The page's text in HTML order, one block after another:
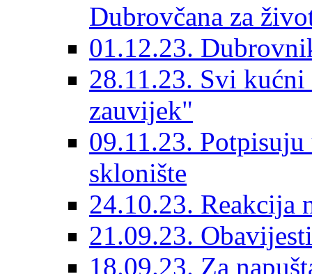
Dubrovčana za
01.12.23.
28.11.23. Svi
zauvijek"
09.11.23. Potpisuju
sklonište
24.10.23. Reakcija
21.09.23.
18.09.23. Za